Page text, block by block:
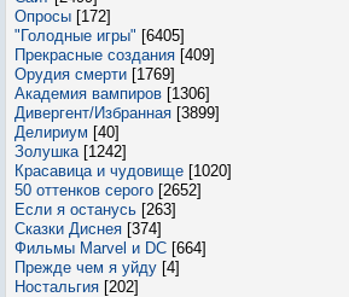
Опросы [172]
"Голодные игры" [6405]
Прекрасные создания [409]
Орудия смерти [1769]
Академия вампиров [1306]
Дивергент/Избранная [3899]
Делириум [40]
Золушка [1242]
Красавица и чудовище [1020]
50 оттенков серого [2652]
Если я останусь [263]
Сказки Диснея [374]
Фильмы Marvel и DC [664]
Прежде чем я уйду [4]
Ностальгия [202]